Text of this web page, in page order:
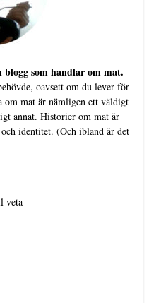
som handlar om mat.
oavsett om du lever för
om mat är nämligen ett väldigt
annat. Historier om mat är
identitet. (Och ibland är det
veta